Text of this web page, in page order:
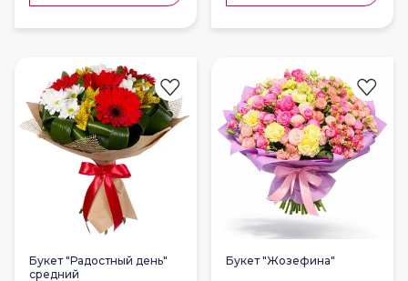
Букет "Радостный день"
средний
Букет "Жозефина"